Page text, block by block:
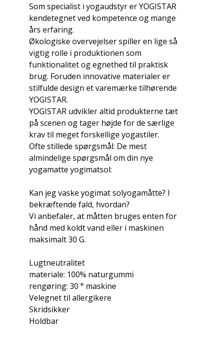
Som specialist i yogaudstyr er YOGISTAR
kendetegnet ved kompetence og mange
års erfaring.
Økologiske overvejelser spiller en lige så
vigtig rolle i produktionen som
funktionalitet og egnethed til praktisk
brug. Foruden innovative materialer er
stilfulde design et varemærke tilhørende
YOGISTAR.
YOGISTAR udvikler altid produkterne tæt
på scenen og tager højde for de særlige
krav til meget forskellige yogastiler.
Ofte stillede spørgsmål: De mest
almindelige spørgsmål om din nye
yogamatte yogimatsol:
Kan jeg vaske yogimat solyogamåtte? I
bekræftende fald, hvordan?
Vi anbefaler, at måtten bruges enten for
hånd med koldt vand eller i maskinen
maksimalt 30 G.
Lugtneutralitet
materiale: 100% naturgummi
rengøring: 30 ° maskine
Velegnet til allergikere
Skridsikker
Holdbar